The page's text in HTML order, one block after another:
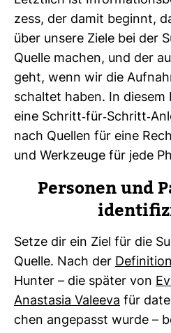
zess, der damit beginnt,
über unsere Ziele bei der
Quelle machen, und der
geht, wenn wir die
schaltet haben. In diesem
eine Schritt-​für-​Schritt-​
nach Quellen für eine
und Werk­zeuge für jede
Per­sonen und
Setze dir ein Ziel für die
Quelle. Nach der Defi­ni­tion
Hunter – die später von
Ana­stasia Valeeva für
chen ange­passt wurde –